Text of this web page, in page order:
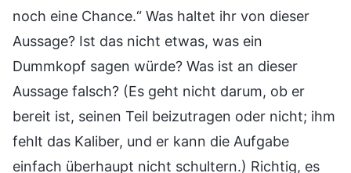
noch eine Chance.“ Was haltet ihr von dieser
Aussage? Ist das nicht etwas, was ein
Dummkopf sagen würde? Was ist an dieser
Aussage falsch? (Es geht nicht darum, ob er
bereit ist, seinen Teil beizutragen oder nicht; ihm
fehlt das Kaliber, und er kann die Aufgabe
einfach überhaupt nicht schultern.) Richtig, es